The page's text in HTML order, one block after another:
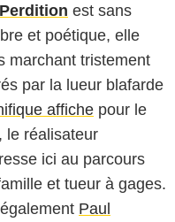
est sans
et poétique, elle
marchant tristement
par la lueur blafarde
affiche pour le
, le réalisateur
ici au parcours
et tueur à gages.
Paul